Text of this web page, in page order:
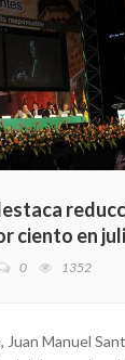
ciento en
0 1352
Juan Manuel